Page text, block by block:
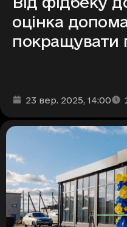
оцінка
Дата та час публікації:
23 вер. 2025, 14:00
Час читання: